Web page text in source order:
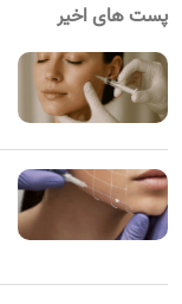
پست های اخیر